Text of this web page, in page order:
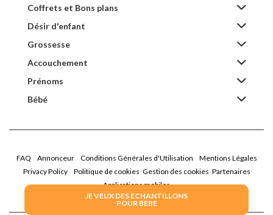
JE VEUX DES ECHANTILLONS
POUR BEBE
Coffrets et Bons plans
Désir d'enfant
Grossesse
Accouchement
Prénoms
Bébé
FAQ Annonceur Conditions Générales d'Utilisation
Mentions Légales
Privacy Policy
Politique de cookies Gestion des cookies Partenaires
Applications mobiles